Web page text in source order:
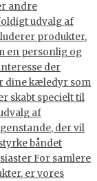
andre
udvalg af
produkter,
en personlig og
der
dine kæledyr som
skabt specielt til
af
der vil
båndet
For samlere
er vores